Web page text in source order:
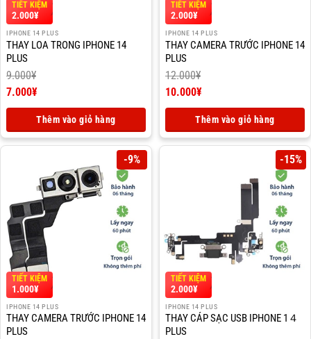
TIẾT KIỆM
2.000¥
IPHONE 14 PLUS
THAY LOA TRONG IPHONE 14
PLUS
9.000¥
Giá
9.000¥.
7.000¥
tại
là:
Thêm vào giỏ hàng
TIẾT KIỆM
2.000¥
IPHONE 14 PLUS
THAY CAMERA TRƯỚC IPHONE 14
PLUS
12.000¥
Giá
12.000¥.
10.000¥
tại
là:
Thêm vào giỏ hàng
-9%
TIẾT KIỆM
1.000¥
IPHONE 14 PLUS
THAY CAMERA TRƯỚC IPHONE 14
PLUS
-15%
TIẾT KIỆM
2.000¥
IPHONE 14 PLUS
THAY CÁP SẠC USB IPHONE 1４
PLUS